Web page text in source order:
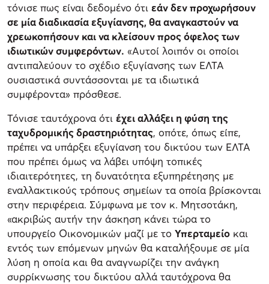
τόνισε πως είναι δεδομένο ότι εάν δεν προχωρήσουν
σε μία διαδικασία εξυγίανσης, θα αναγκαστούν να
χρεωκοπήσουν και να κλείσουν προς όφελος των
ιδιωτικών συμφερόντων. «Αυτοί λοιπόν οι οποίοι
αντιπαλεύουν το σχέδιο εξυγίανσης των ΕΛΤΑ
ουσιαστικά συντάσσονται με τα ιδιωτικά
συμφέροντα» πρόσθεσε.
Τόνισε ταυτόχρονα ότι έχει αλλάξει η φύση της
ταχυδρομικής δραστηριότητας, οπότε, όπως είπε,
πρέπει να υπάρξει εξυγίανση του δικτύου των ΕΛΤΑ
που πρέπει όμως να λάβει υπόψη τοπικές
ιδιαιτερότητες, τη δυνατότητα εξυπηρέτησης με
εναλλακτικούς τρόπους σημείων τα οποία βρίσκονται
στην περιφέρεια. Σύμφωνα με τον κ. Μητσοτάκη,
«ακριβώς αυτήν την άσκηση κάνει τώρα το
υπουργείο Οικονομικών μαζί με το Υπερταμείο και
εντός των επόμενων μηνών θα καταλήξουμε σε μία
λύση η οποία και θα αναγνωρίζει την ανάγκη
συρρίκνωσης του δικτύου αλλά ταυτόχρονα θα